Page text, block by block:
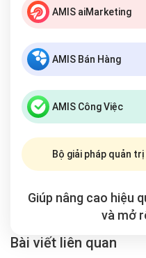
AMIS aiMarketing
AMIS Bán Hàng
AMIS Công Việc
Bộ giải pháp quản
Giúp nâng cao hiệu
và mở
Bài viết liên quan